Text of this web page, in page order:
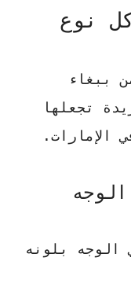
نوع
ببغاء
تجعلها
الإمارات.
الوجه بلونه